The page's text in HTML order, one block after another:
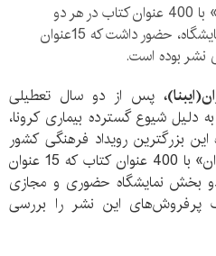
انتشارات «کتاب جمکران» با 400 عنوان کتاب در هر دو
بخش فیزیکی و مجازی نمایشگاه، حضور داشت که 15عنوان
نشر بوده است.
پس از دو سال تعطیلی
دلیل شیوع گسترده بیماری کرونا،
این بزرگترین رویداد فرهنگی کشور
رخ داد و انتشارات «کتاب جمکران» با 400 عنوان کتاب که 15 عنوان
دو بخش نمایشگاه حضوری و مجازی
پرفروش‌های این نشر را بررسی